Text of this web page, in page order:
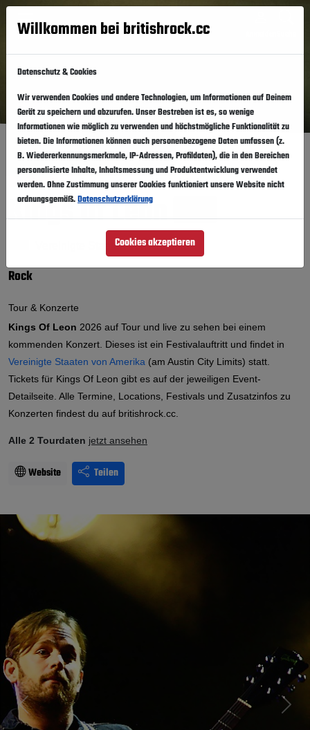
Menü
Startseite Künstler
On Tour
Kings Of Leon
Vereinigte Staaten von Amerika
Rock
Tour & Konzerte
Kings Of Leon 2026 auf Tour und live zu sehen bei einem
kommenden Konzert. Dieses ist ein Festivalauftritt und findet in
Vereinigte Staaten von Amerika (am Austin City Limits) statt.
Tickets für Kings Of Leon gibt es auf der jeweiligen Event-
Detailseite. Alle Termine, Locations, Festivals und Zusatzinfos zu
Konzerten findest du auf britishrock.cc.
Alle 2 Tourdaten jetzt ansehen
Website Teilen
Previous Next
Willkommen bei britishrock.cc
Datenschutz & Cookies
Wir verwenden Cookies und andere Technologien, um Informationen auf Deinem
Gerät zu speichern und abzurufen. Unser Bestreben ist es, so wenige
Informationen wie möglich zu verwenden und höchstmögliche Funktionalität zu
bieten. Die Informationen können auch personenbezogene Daten umfassen (z.
B. Wiedererkennungsmerkmale, IP-Adressen, Profildaten), die in den Bereichen
personalisierte Inhalte, Inhaltsmessung und Produktentwicklung verwendet
werden. Ohne Zustimmung unserer Cookies funktioniert unsere Website nicht
ordnungsgemäß.Datenschutzerklärung
Cookies akzeptieren